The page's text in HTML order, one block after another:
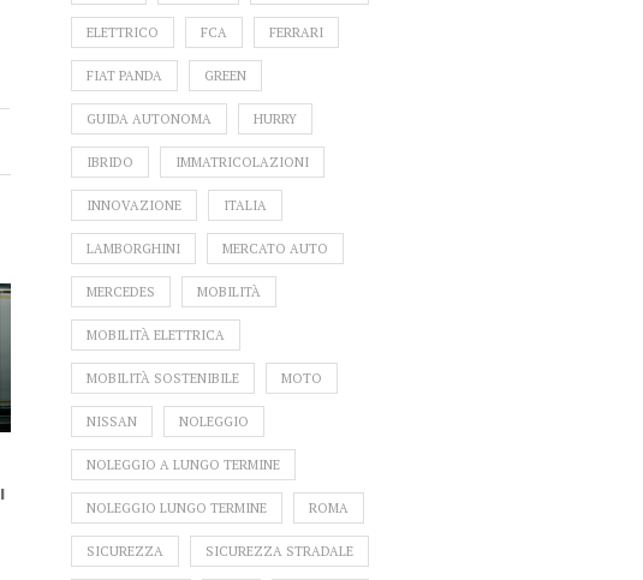
MULTA CELLULARE ALLA
GUIDA 2026: SI PUÒ
CONTESTARE DAVVERO?
COSA DICE LA LEGGE
ARRIVA LA QUATTROLINO
E PRENDE FORMA LA
NUOVA PANDINA DEL
ELETTRICO FCA FERRARI
FIAT PANDA GREEN
GUIDA AUTONOMA HURRY
IBRIDO IMMATRICOLAZIONI
INNOVAZIONE ITALIA
LAMBORGHINI MERCATO AUTO
MERCEDES MOBILITÀ
MOBILITÀ ELETTRICA
MOBILITÀ SOSTENIBILE MOTO
NISSAN NOLEGGIO
NOLEGGIO A LUNGO TERMINE
NOLEGGIO LUNGO TERMINE ROMA
SICUREZZA SICUREZZA STRADALE